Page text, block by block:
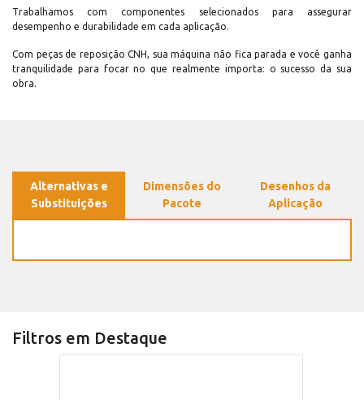
Trabalhamos com componentes selecionados para assegurar
desempenho e durabilidade em cada aplicação.
Com peças de reposição CNH, sua máquina não fica parada e você ganha
tranquilidade para focar no que realmente importa: o sucesso da sua
obra.
Alternativas e
Substituições
Dimensões do
Pacote
Desenhos da
Aplicação
Filtros em Destaque